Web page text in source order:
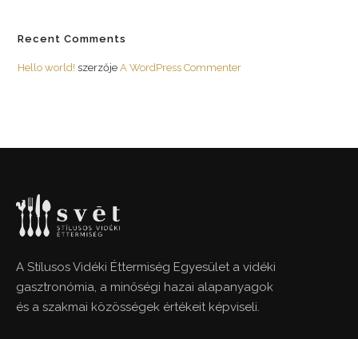
Recent Comments
Hello world! szerzőjeA WordPress Commenter
A Stílusos Vidéki Éttermiség Egyesület a vidéki
gasztronómia, a minőségi hazai alapanyagok
és a szakmai közösségek értékeit képviseli.